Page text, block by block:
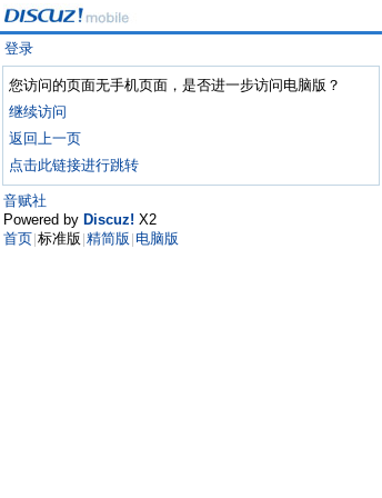
登录
您访问的页面无手机页面，是否进一步访问电脑版？
继续访问
返回上一页
点击此链接进行跳转
音赋社
Powered by Discuz! X2
首页 标准版 精简版 电脑版